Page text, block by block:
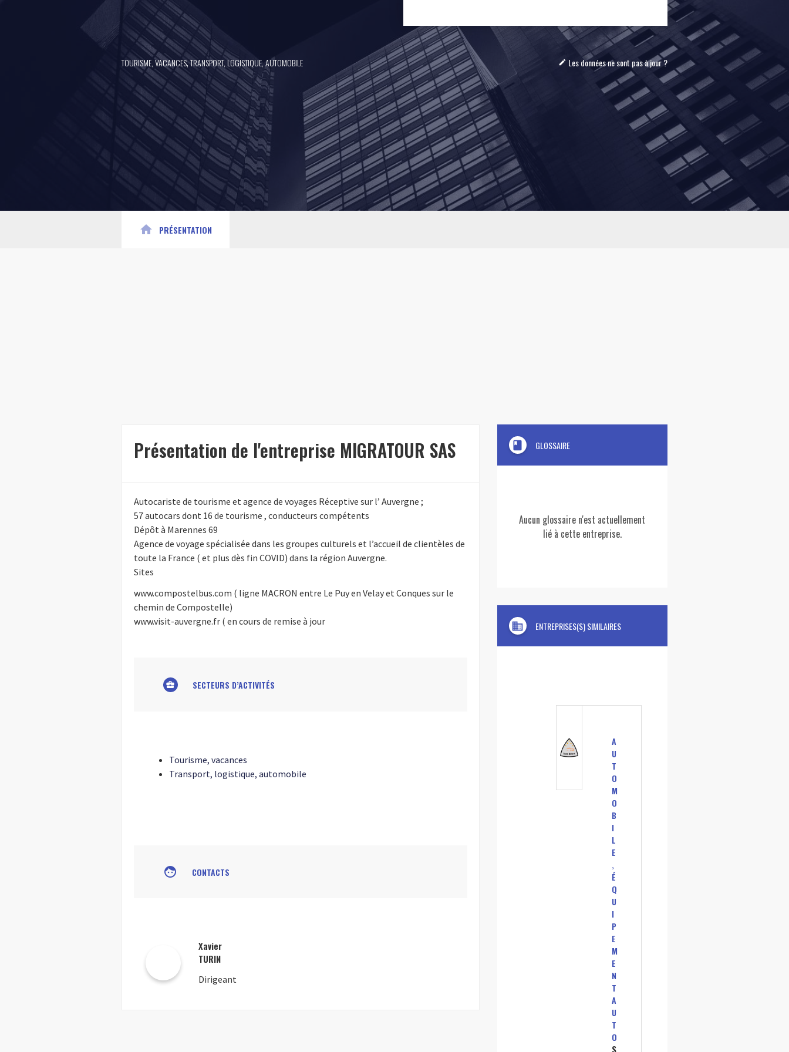
TOURISME, VACANCES,TRANSPORT, LOGISTIQUE, AUTOMOBILE mode_edit Les données ne sont pas à jour ?
home PRÉSENTATION
Présentation de l'entreprise MIGRATOUR SAS
Autocariste de tourisme et agence de voyages Réceptive sur l’ Auvergne ;
57 autocars dont 16 de tourisme , conducteurs compétents
Dépôt à Marennes 69
Agence de voyage spécialisée dans les groupes culturels et l’accueil de clientèles de
toute la France ( et plus dès fin COVID) dans la région Auvergne.
Sites
www.compostelbus.com ( ligne MACRON entre Le Puy en Velay et Conques sur le
chemin de Compostelle)
www.visit-auvergne.fr ( en cours de remise à jour
business_center SECTEURS D’ACTIVITÉS
Tourisme, vacances
Transport, logistique, automobile
face CONTACTS
Xavier
TURIN
Dirigeant
book GLOSSAIRE
Aucun glossaire n'est actuellement
lié à cette entreprise.
domain ENTREPRISES(S) SIMILAIRES
A
U
T
O
M
O
B
I
L
E
,
É
Q
U
I
P
E
M
E
N
T
A
U
T
O
S